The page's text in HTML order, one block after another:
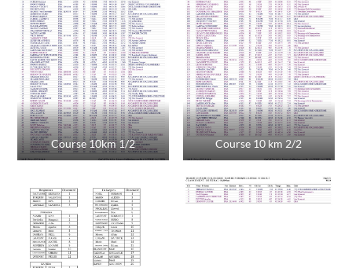
Course 10km 1/2 Course 10 km 2/2